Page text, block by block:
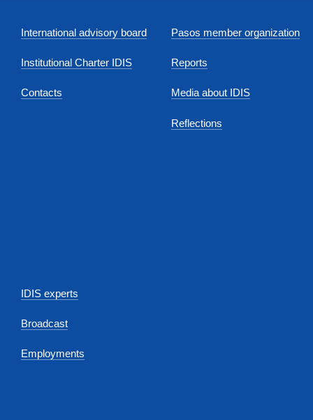
International advisory board
Institutional Charter IDIS
Contacts
Pasos member organization
Reports
Media about IDIS
Reflections
IDIS experts
Broadcast
Employments